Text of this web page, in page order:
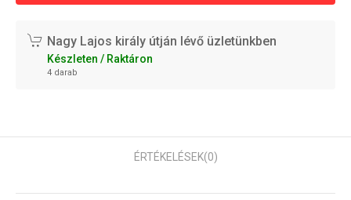
Nagy Lajos király útján lévő üzletünkben
Készleten / Raktáron
4 darab
ÉRTÉKELÉSEK(0)